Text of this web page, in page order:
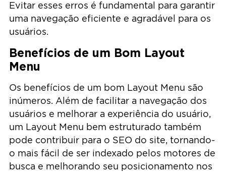
Evitar esses erros é fundamental para garantir
uma navegação eficiente e agradável para os
usuários.
Benefícios de um Bom Layout
Menu
Os benefícios de um bom Layout Menu são
inúmeros. Além de facilitar a navegação dos
usuários e melhorar a experiência do usuário,
um Layout Menu bem estruturado também
pode contribuir para o SEO do site, tornando-
o mais fácil de ser indexado pelos motores de
busca e melhorando seu posicionamento nos